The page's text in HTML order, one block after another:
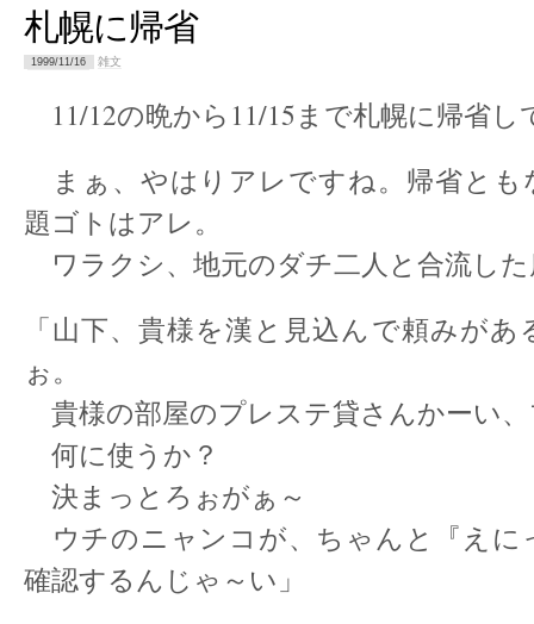
札幌に帰省
1999/11/16 雑文
11/12の晩から11/15まで札幌に帰省し
まぁ、やはりアレですね。帰省とも
題ゴトはアレ。
ワラクシ、地元のダチ二人と合流し
「山下、貴様を漢と見込んで頼みが
ぉ。
貴様の部屋のプレステ貸さんかーい
何に使うか？
決まっとろぉがぁ～
ウチのニャンコが、ちゃんと『えに
確認するんじゃ～い」